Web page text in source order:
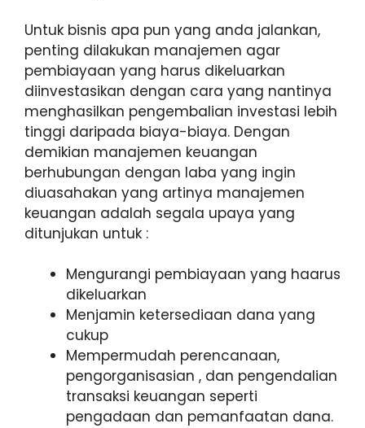
Untuk bisnis apa pun yang anda jalankan,
penting dilakukan manajemen agar
pembiayaan yang harus dikeluarkan
diinvestasikan dengan cara yang nantinya
menghasilkan pengembalian investasi lebih
tinggi daripada biaya-biaya. Dengan
demikian manajemen keuangan
berhubungan dengan laba yang ingin
diuasahakan yang artinya manajemen
keuangan adalah segala upaya yang
ditunjukan untuk :
Mengurangi pembiayaan yang haarus
dikeluarkan
Menjamin ketersediaan dana yang
cukup
Mempermudah perencanaan,
pengorganisasian , dan pengendalian
transaksi keuangan seperti
pengadaan dan pemanfaatan dana.